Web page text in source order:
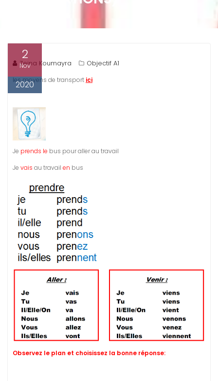
2
Nov
2020
Zeina Koumayra Objectif A1
les moyens de transport ici
Je prends le bus pour aller au travail
Je vais au travail en bus
Observez le plan et choisissez la bonne réponse: